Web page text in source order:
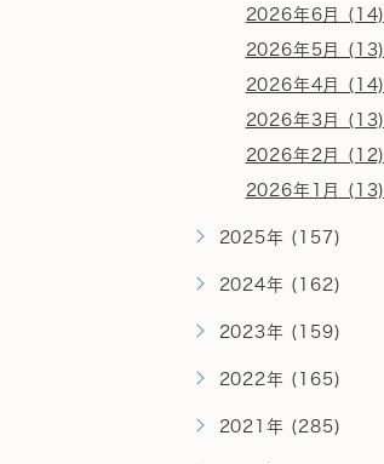
2026年6月 (14)
2026年5月 (13)
2026年4月 (14)
2026年3月 (13)
2026年2月 (12)
2026年1月 (13)
2025年 (157)
2024年 (162)
2023年 (159)
2022年 (165)
2021年 (285)